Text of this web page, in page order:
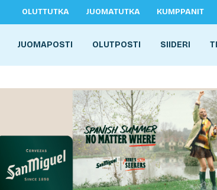
OLUTTUTKA JUOMATUTKA KUMPPANIT
JUOMAPOSTI OLUTPOSTI SIIDERI